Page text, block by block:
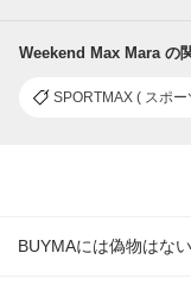
Weekend Max Mara の
SPORTMAX ( スポ
BUYMAには偽物はな